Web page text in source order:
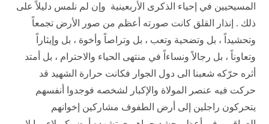
المسيحيين في إحياء الذكرى الأربعينية وإن لم نلمس دليلاً على
ذلك . إنذار القلق كانت صورته أعظم من صور الأرض تجمعاً
وتحشيداً ، بل وتضحية وتعب ، بل وتراصاً وأخوة ، بل وإيثاراً
وتعاوناً ، بل رجالاً ونساءاً في منتهى الحياء والاحترام ، بل أمتد
أثره حرّكه شعبنا الى دول الجوار فكانت حرارة الشهيد قد
حركت فيه عنصر المولاة والإكبار لشخصه فوجدوا أنفسهم
يتحركون راجلين إلى أرض الطفوف مشاركين إخوانهم